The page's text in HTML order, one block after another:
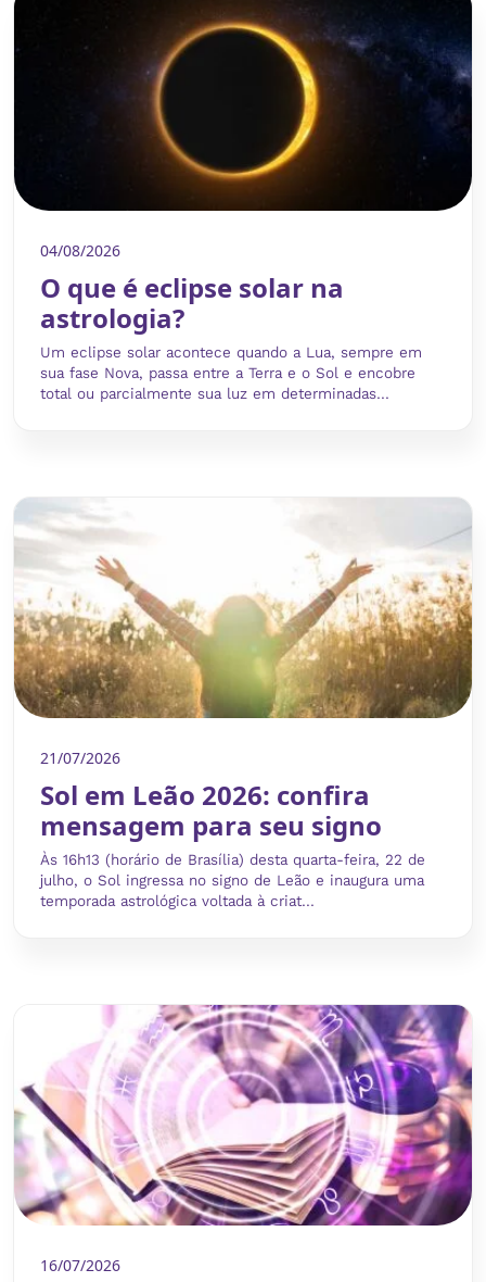
04/08/2026
O que é eclipse solar na
astrologia?
Um eclipse solar acontece quando a Lua, sempre em
sua fase Nova, passa entre a Terra e o Sol e encobre
total ou parcialmente sua luz em determinadas...
21/07/2026
Sol em Leão 2026: confira
mensagem para seu signo
Às 16h13 (horário de Brasília) desta quarta-feira, 22 de
julho, o Sol ingressa no signo de Leão e inaugura uma
temporada astrológica voltada à criat...
16/07/2026